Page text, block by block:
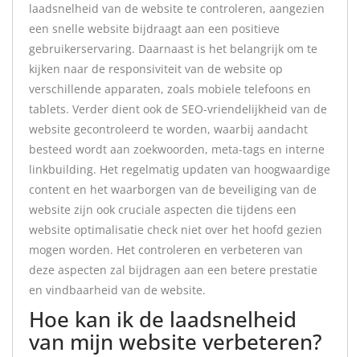
laadsnelheid van de website te controleren, aangezien
een snelle website bijdraagt aan een positieve
gebruikerservaring. Daarnaast is het belangrijk om te
kijken naar de responsiviteit van de website op
verschillende apparaten, zoals mobiele telefoons en
tablets. Verder dient ook de SEO-vriendelijkheid van de
website gecontroleerd te worden, waarbij aandacht
besteed wordt aan zoekwoorden, meta-tags en interne
linkbuilding. Het regelmatig updaten van hoogwaardige
content en het waarborgen van de beveiliging van de
website zijn ook cruciale aspecten die tijdens een
website optimalisatie check niet over het hoofd gezien
mogen worden. Het controleren en verbeteren van
deze aspecten zal bijdragen aan een betere prestatie
en vindbaarheid van de website.
Hoe kan ik de laadsnelheid
van mijn website verbeteren?